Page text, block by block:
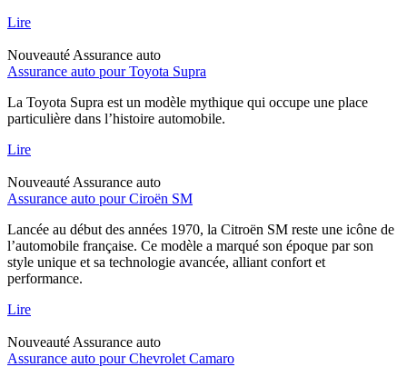
Lire
Nouveauté Assurance auto
Assurance auto pour Toyota Supra
La Toyota Supra est un modèle mythique qui occupe une place
particulière dans l’histoire automobile.
Lire
Nouveauté Assurance auto
Assurance auto pour Ciroën SM
Lancée au début des années 1970, la Citroën SM reste une icône de
l’automobile française. Ce modèle a marqué son époque par son
style unique et sa technologie avancée, alliant confort et
performance.
Lire
Nouveauté Assurance auto
Assurance auto pour Chevrolet Camaro